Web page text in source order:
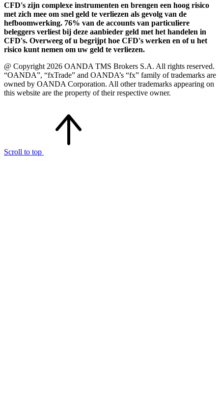
CFD's zijn complexe instrumenten en brengen een hoog risico
met zich mee om snel geld te verliezen als gevolg van de
hefboomwerking. 76% van de accounts van particuliere
beleggers verliest bij deze aanbieder geld met het handelen in
CFD's. Overweeg of u begrijpt hoe CFD's werken en of u het
risico kunt nemen om uw geld te verliezen.
@ Copyright 2026 OANDA TMS Brokers S.A. All rights reserved.
“OANDA”, “fxTrade” and OANDA’s “fx” family of trademarks are
owned by OANDA Corporation. All other trademarks appearing on
this website are the property of their respective owner.
Scroll to top